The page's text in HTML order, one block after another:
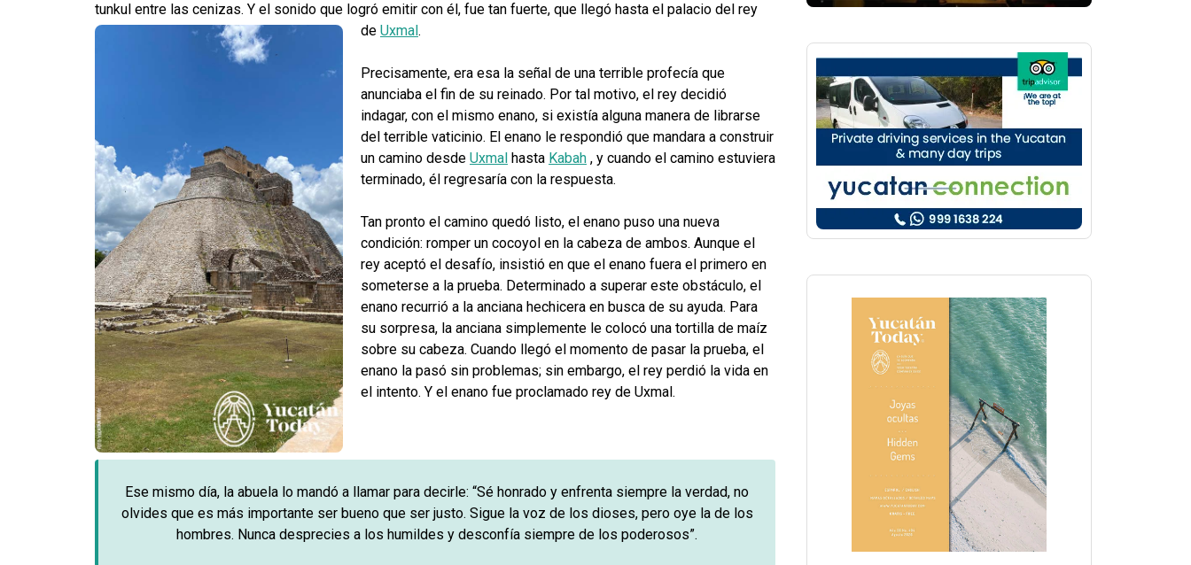
tunkul entre las cenizas. Y el sonido que logró emitir con él, fue tan fuerte, que llegó hasta el palacio del rey
de Uxmal.
Precisamente, era esa la señal de una terrible profecía que
anunciaba el fin de su reinado. Por tal motivo, el rey decidió
indagar, con el mismo enano, si existía alguna manera de librarse
del terrible vaticinio. El enano le respondió que mandara a construir
un camino desde Uxmal hasta Kabah , y cuando el camino estuviera
terminado, él regresaría con la respuesta.
Tan pronto el camino quedó listo, el enano puso una nueva
condición: romper un cocoyol en la cabeza de ambos. Aunque el
rey aceptó el desafío, insistió en que el enano fuera el primero en
someterse a la prueba. Determinado a superar este obstáculo, el
enano recurrió a la anciana hechicera en busca de su ayuda. Para
su sorpresa, la anciana simplemente le colocó una tortilla de maíz
sobre su cabeza. Cuando llegó el momento de pasar la prueba, el
enano la pasó sin problemas; sin embargo, el rey perdió la vida en
el intento. Y el enano fue proclamado rey de Uxmal.
Ese mismo día, la abuela lo mandó a llamar para decirle: “Sé honrado y enfrenta siempre la verdad, no
olvides que es más importante ser bueno que ser justo. Sigue la voz de los dioses, pero oye la de los
hombres. Nunca desprecies a los humildes y desconfía siempre de los poderosos”.